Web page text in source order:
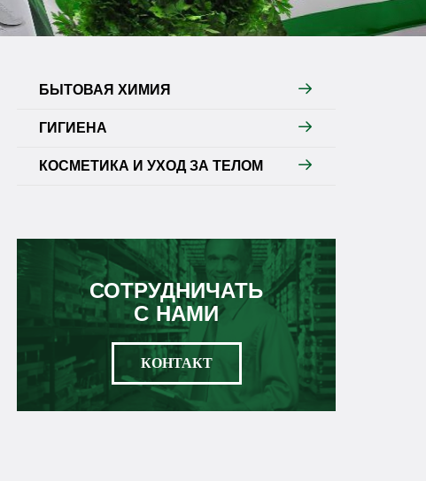
БЫТОВАЯ ХИМИЯ
ГИГИЕНА
КОСМЕТИКА И УХОД ЗА ТЕЛОМ
СОТРУДНИЧАТЬ
С НАМИ
КОНТАКТ